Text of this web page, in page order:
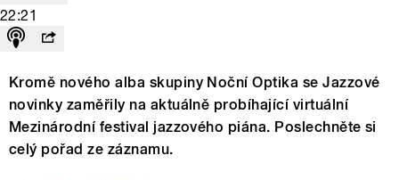
22:21
Kromě nového alba skupiny Noční Optika se Jazzové
novinky zaměřily na aktuálně probíhající virtuální
Mezinárodní festival jazzového piána. Poslechněte si
celý pořad ze záznamu.